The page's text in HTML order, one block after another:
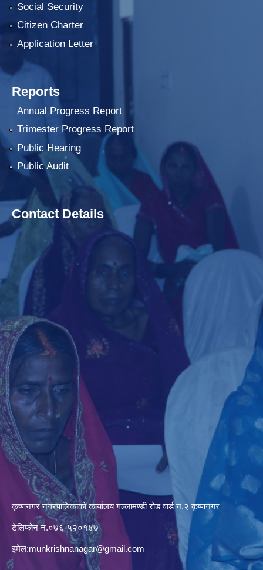
Social Security
Citizen Charter
Application Letter
Reports
Annual Progress Report
Trimester Progress Report
Public Hearing
Public Audit
Contact Details
कृष्णनगर नगरपालिकाको कार्यालय गल्लामण्डी रोड वार्ड न.२ कृष्णनगर
टेलिफोन न.०७६-५२०१४७
इमेल:munkrishnanagar@gmail.com